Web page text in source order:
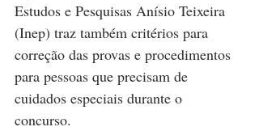
Estudos e Pesquisas Anísio Teixeira
(Inep) traz também critérios para
correção das provas e procedimentos
para pessoas que precisam de
cuidados especiais durante o
concurso.